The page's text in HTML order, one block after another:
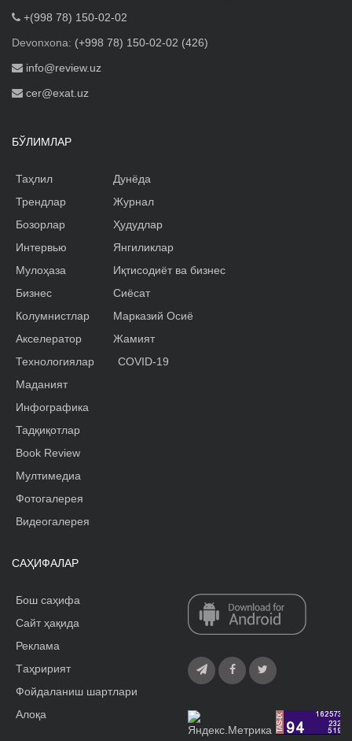
+(998 78) 150-02-02
Devonxona: (+998 78) 150-02-02 (426)
info@review.uz
cer@exat.uz
БЎЛИМЛАР
Таҳлил
Трендлар
Бозорлар
Интервью
Мулоҳаза
Бизнес
Колумнистлар
Акселератор
Дунёда
Журнал
Ҳудудлар
Янгиликлар
Иқтисодиёт ва бизнес
Сиёсат
Марказий Осиё
Жамият
Технологиялар
Маданият
Инфографика
Тадқиқотлар
Book Review
Мултимедиа
Фотогалерея
Видеогалерея
COVID-19
САҲИФАЛАР
Бош саҳифа
Сайт ҳақида
Реклама
Tаҳририят
Фойдаланиш шартлари
Алоқа